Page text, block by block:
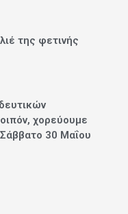
της φετινής
χορεύουμε
30 Μαΐου